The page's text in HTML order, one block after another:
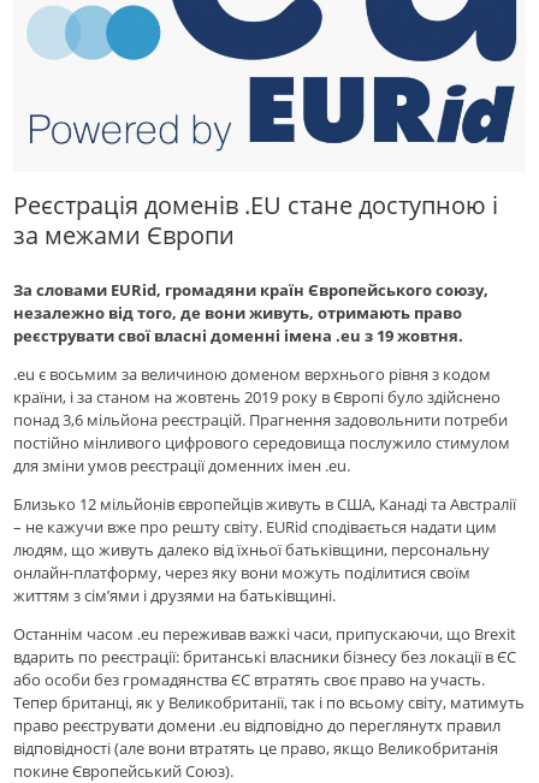
Реєстрація доменів .EU стане доступною і
за межами Європи
За словами EURid, громадяни країн Європейського союзу,
незалежно від того, де вони живуть, отримають право
реєструвати свої власні доменні імена .eu з 19 жовтня.
.eu є восьмим за величиною доменом верхнього рівня з кодом
країни, і за станом на жовтень 2019 року в Європі було здійснено
понад 3,6 мільйона реєстрацій. Прагнення задовольнити потреби
постійно мінливого цифрового середовища послужило стимулом
для зміни умов реєстрації доменних імен .eu.
Близько 12 мільйонів європейців живуть в США, Канаді та Австралії
– не кажучи вже про решту світу. EURid сподівається надати цим
людям, що живуть далеко від їхньої батьківщини, персональну
онлайн-платформу, через яку вони можуть поділитися своїм
життям з сім’ями і друзями на батьківщині.
Останнім часом .eu переживав важкі часи, припускаючи, що Brexit
вдарить по реєстрації: британські власники бізнесу без локації в ЄС
або особи без громадянства ЄС втратять своє право на участь.
Тепер британці, як у Великобританії, так і по всьому світу, матимуть
право реєструвати домени .eu відповідно до переглянутх правил
відповідності (але вони втратять це право, якщо Великобританія
покине Європейський Союз).